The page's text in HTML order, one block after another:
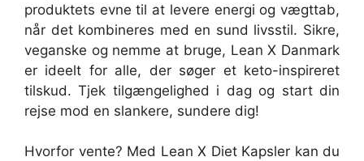
produktets evne til at levere energi og vægttab,
når det kombineres med en sund livsstil. Sikre,
veganske og nemme at bruge, Lean X Danmark
er ideelt for alle, der søger et keto-inspireret
tilskud. Tjek tilgængelighed i dag og start din
rejse mod en slankere, sundere dig!
Hvorfor vente? Med Lean X Diet Kapsler kan du